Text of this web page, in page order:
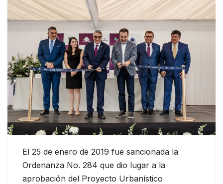
El 25 de enero de 2019 fue sancionada la
Ordenanza No. 284 que dio lugar a la
aprobación del Proyecto Urbanístico